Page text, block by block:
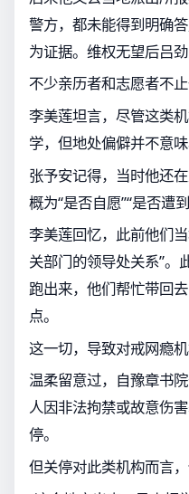
警方，都未能得到明确
为证据。维权无望后吕劲
不少亲历者和志愿者不
李美莲坦言，尽管这类
学，但地处偏僻并不意
张予安记得，当时他还
概为“是否自愿”“是否遭
李美莲回忆，此前他们
关部门的领导处关系”
跑出来，他们帮忙带回
点。
这一切，导致对戒网瘾
温柔留意过，自豫章书
人因非法拘禁或故意伤
停。
但关停对此类机构而言，